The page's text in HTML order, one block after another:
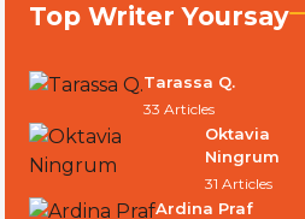
Top Writer Yoursay
Tarassa Q.
33 Articles
Oktavia
Ningrum
31 Articles
Ardina Praf